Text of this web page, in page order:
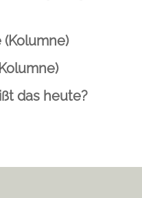
das heute?